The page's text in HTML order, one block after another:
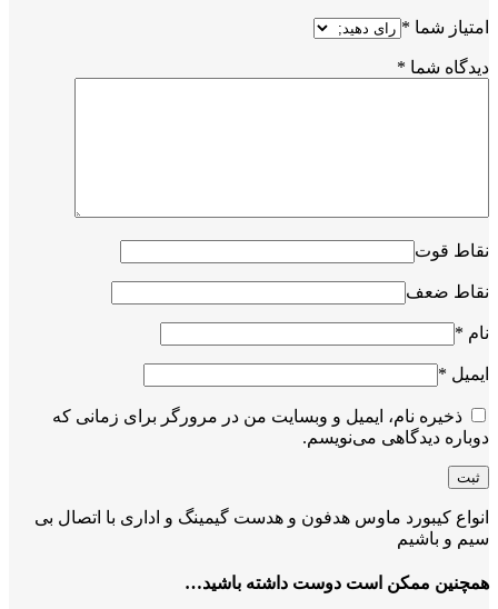
امتیاز شما *
دیدگاه شما *
نقاط قوت
نقاط ضعف
نام *
ایمیل *
ذخیره نام، ایمیل و وبسایت من در مرورگر برای زمانی که
دوباره دیدگاهی می‌نویسم.
انواع کیبورد ماوس هدفون و هدست گیمینگ و اداری با اتصال بی
سیم و باشیم
همچنین ممکن است دوست داشته باشید…